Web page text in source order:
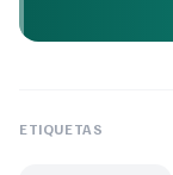
ETIQUETAS